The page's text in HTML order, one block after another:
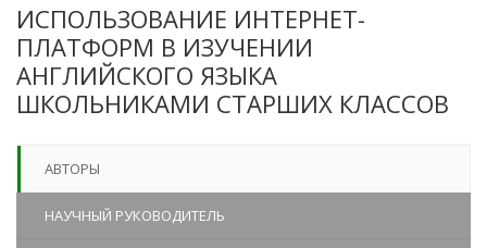
ИСПОЛЬЗОВАНИЕ ИНТЕРНЕТ-
ПЛАТФОРМ В ИЗУЧЕНИИ
АНГЛИЙСКОГО ЯЗЫКА
ШКОЛЬНИКАМИ СТАРШИХ КЛАССОВ
АВТОРЫ
НАУЧНЫЙ РУКОВОДИТЕЛЬ